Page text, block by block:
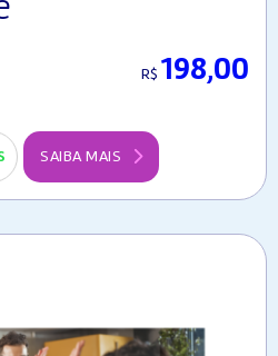
R$ 198,00
SAIBA MAIS